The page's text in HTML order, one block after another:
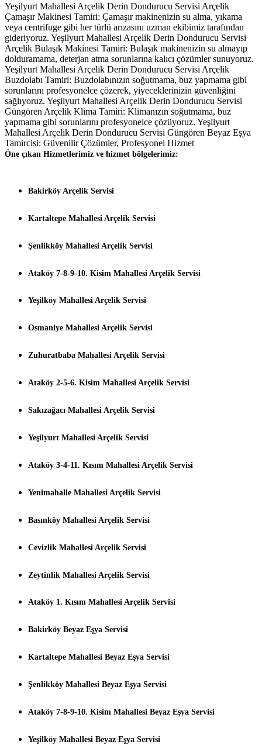
Yeşilyurt Mahallesi Arçelik Derin Dondurucu Servisi Arçelik
Çamaşır Makinesi Tamiri: Çamaşır makinenizin su alma, yıkama
veya centrifuge gibi her türlü arızasını uzman ekibimiz tarafından
gideriyoruz. Yeşilyurt Mahallesi Arçelik Derin Dondurucu Servisi
Arçelik Bulaşık Makinesi Tamiri: Bulaşık makinenizin su almayıp
dolduramama, deterjan atma sorunlarına kalıcı çözümler sunuyoruz.
Yeşilyurt Mahallesi Arçelik Derin Dondurucu Servisi Arçelik
Buzdolabı Tamiri: Buzdolabınızın soğutmama, buz yapmama gibi
sorunlarını profesyonelce çözerek, yiyeceklerinizin güvenliğini
sağlıyoruz. Yeşilyurt Mahallesi Arçelik Derin Dondurucu Servisi
Güngören Arçelik Klima Tamiri: Klimanızın soğutmama, buz
yapmama gibi sorunlarını profesyonelce çözüyoruz. Yeşilyurt
Mahallesi Arçelik Derin Dondurucu Servisi Güngören Beyaz Eşya
Tamircisi: Güvenilir Çözümler, Profesyonel Hizmet
Öne çıkan Hizmetlerimiz ve hizmet bölgelerimiz:
Bakirköy Arçelik Servisi
Kartaltepe Mahallesi Arçelik Servisi
Şenlikköy Mahallesi Arçelik Servisi
Ataköy 7-8-9-10. Kisim Mahallesi Arçelik Servisi
Yeşilköy Mahallesi Arçelik Servisi
Osmaniye Mahallesi Arçelik Servisi
Zuhuratbaba Mahallesi Arçelik Servisi
Ataköy 2-5-6. Kisim Mahallesi Arçelik Servisi
Sakızağacı Mahallesi Arçelik Servisi
Yeşilyurt Mahallesi Arçelik Servisi
Ataköy 3-4-11. Kısım Mahallesi Arçelik Servisi
Yenimahalle Mahallesi Arçelik Servisi
Basınköy Mahallesi Arçelik Servisi
Cevizlik Mahallesi Arçelik Servisi
Zeytinlik Mahallesi Arçelik Servisi
Ataköy 1. Kısım Mahallesi Arçelik Servisi
Bakirköy Beyaz Eşya Servisi
Kartaltepe Mahallesi Beyaz Eşya Servisi
Şenlikköy Mahallesi Beyaz Eşya Servisi
Ataköy 7-8-9-10. Kisim Mahallesi Beyaz Eşya Servisi
Yeşilköy Mahallesi Beyaz Eşya Servisi